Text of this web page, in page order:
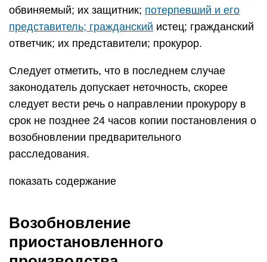
обвиняемый; их защитник; потерпевший и его
представитель; гражданский истец; гражданский
ответчик; их представители; прокурор.
Следует отметить, что в последнем случае
законодатель допускает неточность, скорее
следует вести речь о направлении прокурору в
срок не позднее 24 часов копии постановления о
возобновлении предварительного
расследования.
показать содержание
Возобновление
приостановленного